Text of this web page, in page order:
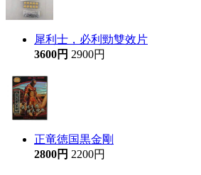
犀利士，必利勁雙效片
3600円 2900円
正竜徳国黒金剛
2800円 2200円